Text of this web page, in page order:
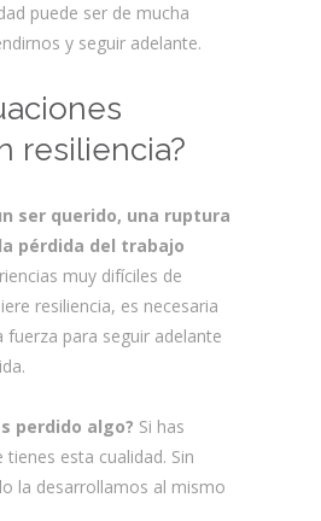
puede ser de mucha
y seguir adelante.
resiliencia?
ser querido, una ruptura
pérdida del trabajo
muy difíciles de
resiliencia, es necesaria
fuerza para seguir adelante
perdido algo? Si has
esta cualidad. Sin
la desarrollamos al mismo